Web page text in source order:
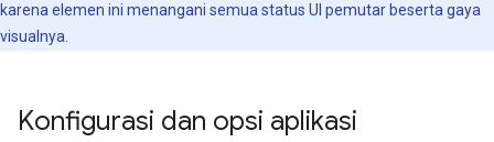
karena elemen ini menangani semua status UI pemutar beserta gaya
visualnya.
Konfigurasi dan opsi aplikasi